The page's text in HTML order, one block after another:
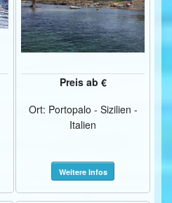
Preis ab €
Ort: Portopalo - Sizilien -
Italien
Weitere Infos